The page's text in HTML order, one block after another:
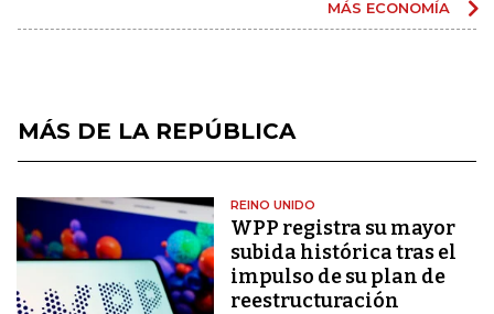
MÁS ECONOMÍA
MÁS DE LA REPÚBLICA
REINO UNIDO
WPP registra su mayor
subida histórica tras el
impulso de su plan de
reestructuración